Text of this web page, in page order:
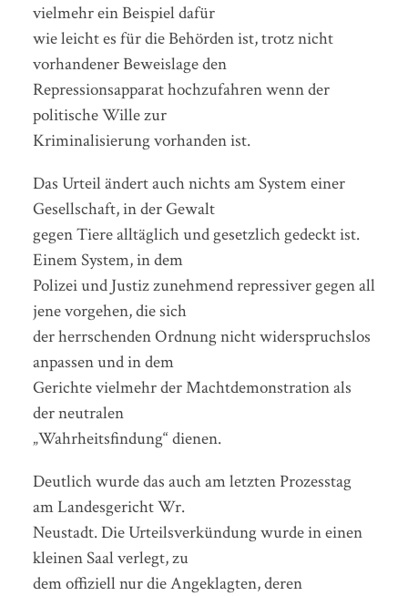
vielmehr ein Beispiel dafür
wie leicht es für die Behörden ist, trotz nicht
vorhandener Beweislage den
Repressionsapparat hochzufahren wenn der
politische Wille zur
Kriminalisierung vorhanden ist.
Das Urteil ändert auch nichts am System einer
Gesellschaft, in der Gewalt
gegen Tiere alltäglich und gesetzlich gedeckt ist.
Einem System, in dem
Polizei und Justiz zunehmend repressiver gegen all
jene vorgehen, die sich
der herrschenden Ordnung nicht widerspruchslos
anpassen und in dem
Gerichte vielmehr der Machtdemonstration als
der neutralen
„Wahrheitsfindung“ dienen.
Deutlich wurde das auch am letzten Prozesstag
am Landesgericht Wr.
Neustadt. Die Urteilsverkündung wurde in einen
kleinen Saal verlegt, zu
dem offiziell nur die Angeklagten, deren